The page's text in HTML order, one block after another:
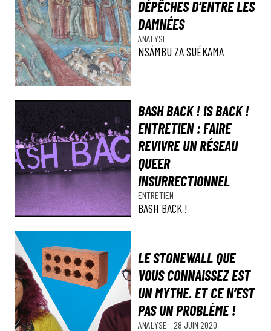
DÉPÊCHES D’ENTRE LES
DAMNÉES
ANALYSE
NSÁMBU ZA SUÉKAMA
BASH BACK ! IS BACK !
ENTRETIEN : FAIRE
REVIVRE UN RÉSEAU
QUEER
INSURRECTIONNEL
ENTRETIEN
BASH BACK !
LE STONEWALL QUE
VOUS CONNAISSEZ EST
UN MYTHE. ET CE N’EST
PAS UN PROBLÈME !
ANALYSE - 28 JUIN 2020